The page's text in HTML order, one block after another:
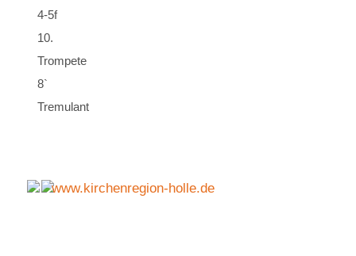
4-5f
10.
Trompete
8`
Tremulant
www.kirchenregion-holle.de